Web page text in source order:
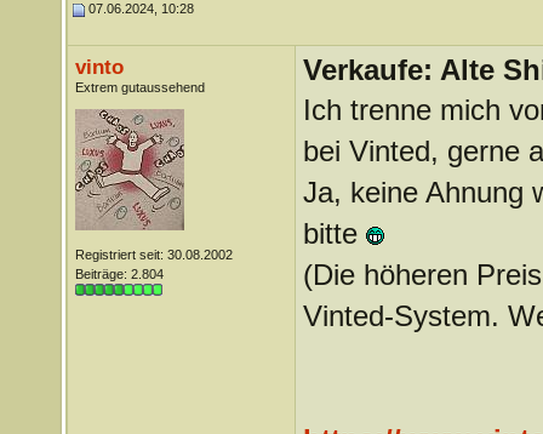
07.06.2024, 10:28
vinto
Extrem gutaussehend
Registriert seit: 30.08.2002
Beiträge: 2.804
Verkaufe: Alte
Ich trenne mich
bei Vinted, gerne
Ja, keine Ahnung
bitte
(Die höheren
Vinted-System.